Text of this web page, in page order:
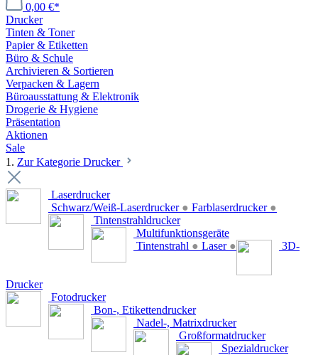
0,00 €*
Drucker
Tinten & Toner
Papier & Etiketten
Büro & Schule
Archivieren & Sortieren
Verpacken & Lagern
Büroausstattung & Elektronik
Drogerie & Hygiene
Präsentation
Aktionen
Sale
1. Zur Kategorie Drucker
Laserdrucker
Schwarz/Weiß-Laserdrucker ● Farblaserdrucker ●
Tintenstrahldrucker
Multifunktionsgeräte
Tintenstrahl ● Laser ● 3D-
Drucker
Fotodrucker
Bon-, Etikettendrucker
Nadel-, Matrixdrucker
Großformatdrucker
Spezialdrucker